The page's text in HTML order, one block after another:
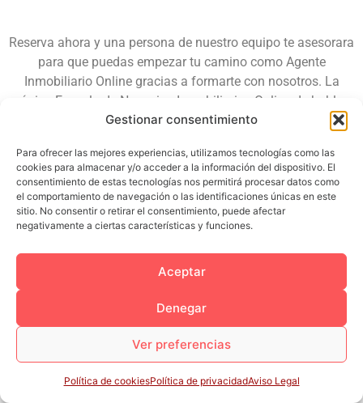
Gestionar consentimiento
Para ofrecer las mejores experiencias, utilizamos tecnologías como las
cookies para almacenar y/o acceder a la información del dispositivo. El
consentimiento de estas tecnologías nos permitirá procesar datos como
el comportamiento de navegación o las identificaciones únicas en este
sitio. No consentir o retirar el consentimiento, puede afectar
negativamente a ciertas características y funciones.
Aceptar
Denegar
Ver preferencias
Política de cookiesPolítica de privacidadAviso Legal
Reserva ahora y una persona de nuestro equipo te asesorara
para que puedas empezar tu camino como Agente
Inmobiliario Online gracias a formarte con nosotros. La
única Escuela de Negocios Inmobiliarios Online de habla
Hispana.